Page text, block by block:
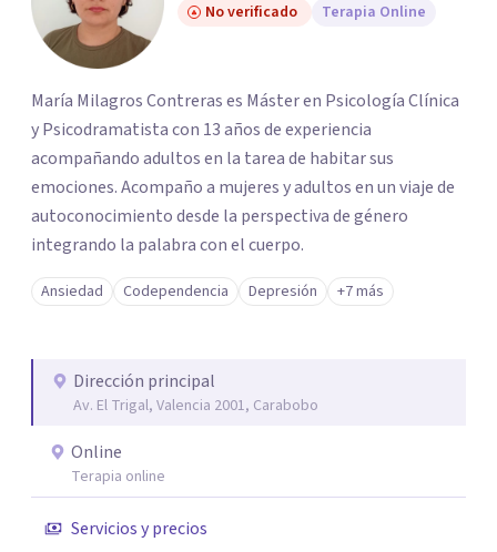
No verificado Terapia Online
María Milagros Contreras es Máster en Psicología Clínica
y Psicodramatista con 13 años de experiencia
acompañando adultos en la tarea de habitar sus
emociones. Acompaño a mujeres y adultos en un viaje de
autoconocimiento desde la perspectiva de género
integrando la palabra con el cuerpo.
Ansiedad Codependencia Depresión +7 más
Dirección principal
Av. El Trigal, Valencia 2001, Carabobo
Online
Terapia online
Servicios y precios